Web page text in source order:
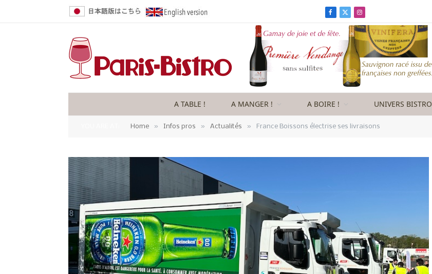
Facebook
X
(Twitter)
Instagram
A TABLE ! A MANGER ! A BOIRE ! UNIVERS BISTRO
Home » Infos pros » Actualités » France Boissons électrise ses livraisons